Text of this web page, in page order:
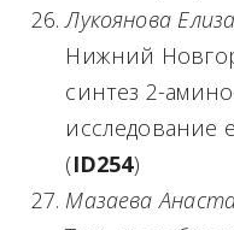
Лукоянова
Нижний
синтез 2-
исследование
(ID254)
Мазаева